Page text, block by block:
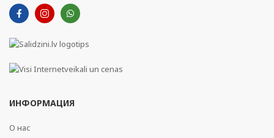
ИНФОРМАЦИЯ
О нас